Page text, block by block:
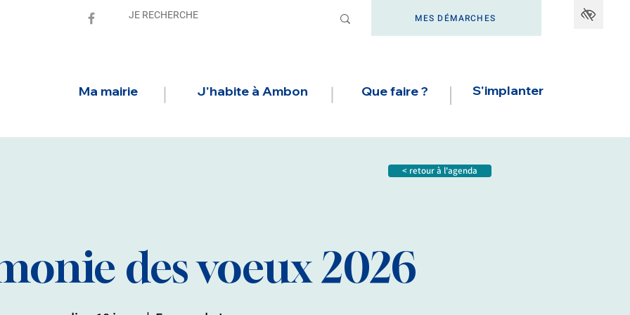
MES DÉMARCHES
Ma mairie J'habite à Ambon Que faire ? S'implanter
< retour à l'agenda
des voeux 2026